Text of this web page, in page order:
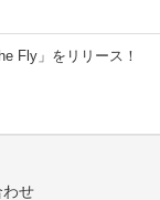
Fly」をリリース！
わせ